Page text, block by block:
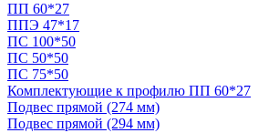
ПП 60*27
ППЭ 47*17
ПС 100*50
ПС 50*50
ПС 75*50
Комплектующие к профилю ПП 60*27
Подвес прямой (274 мм)
Подвес прямой (294 мм)